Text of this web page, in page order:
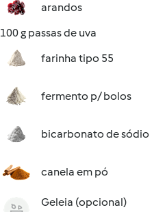
arandos
100 g passas de uva
farinha tipo 55
fermento p/ bolos
bicarbonato de sódio
canela em pó
Geleia (opcional)